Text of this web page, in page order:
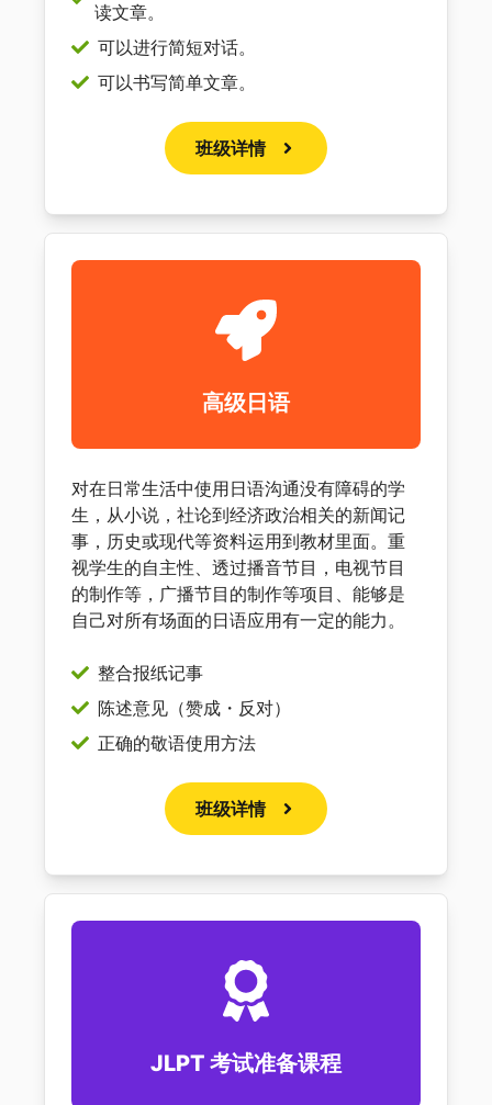
读文章。
可以进行简短对话。
可以书写简单文章。
班级详情
高级日语
对在日常生活中使用日语沟通没有障碍的学
生，从小说，社论到经济政治相关的新闻记
事，历史或现代等资料运用到教材里面。重
视学生的自主性、透过播音节目，电视节目
的制作等，广播节目的制作等项目、能够是
自己对所有场面的日语应用有一定的能力。
整合报纸记事
陈述意见（赞成・反对）
正确的敬语使用方法
班级详情
JLPT 考试准备课程